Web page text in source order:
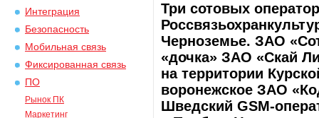
Интеграция
Безопасность
Мобильная связь
Фиксированная связь
ПО
Рынок ПК
Маркетинг
Три сотовых
Черноземье. ЗАО
«дочка» ЗАО «Скай
на территории
воронежское ЗАО
Шведский GSM-